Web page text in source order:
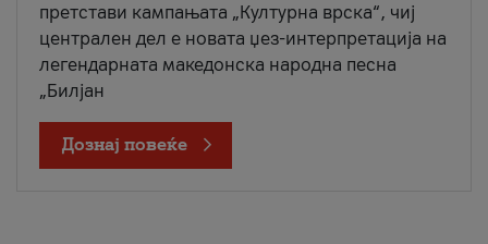
претстави кампањата „Културна врска“, чиј
централен дел е новата џез-интерпретација на
легендарната македонска народна песна
„Билјан
Дознај повеќе